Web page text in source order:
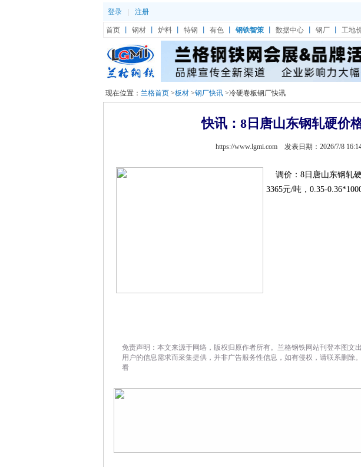
登录 注册
首页 钢材 炉料 特钢 有色 钢铁智策 数据中心 钢厂 工地
现在位置： 兰格首页>板材>钢厂快讯>冷硬卷板钢厂快讯
快讯：8日唐山东钢轧硬价
https://www.lgmi.com 发表日期：2026/7/8
调价：8日唐山东钢轧
3365元/吨，0.35-
免责声明：本文来源于网络，版权归原作者所有。兰格钢铁网站刊登本图文
用户的信息需求而采集提供，并非广告服务性信息，如有侵权，请联系删除
看